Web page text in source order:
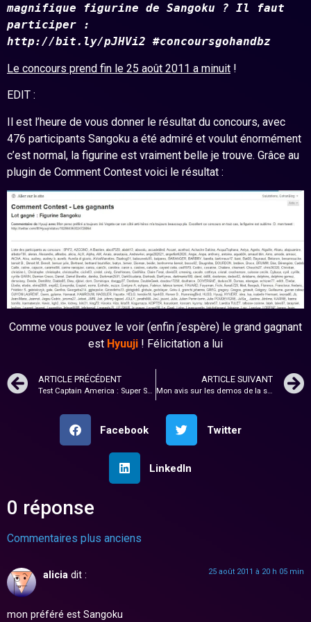
magnifique figurine de Sangoku ? Il faut
participer :
http://bit.ly/pJHVi2 #concoursgohandbz
Le concours prend fin le 25 août 2011 a minuit !
EDIT :
Il est l’heure de vous donner le résultat du concours, avec
476 participants Sangoku a été admiré et voulut énormément
c’est normal, la figurine est vraiment belle je trouve. Grâce au
plugin de Comment Contest voici le résultat :
Comme vous pouvez le voir (enfin j’espère) le grand gagnant
est Hyuuji ! Félicitation a lui
ARTICLE PRÉCÉDENT
Test Captain America : Super Soldier !
ARTICLE SUIVANT
Mon avis sur les demos de la semaine avec Driver San Francisco !
Facebook Twitter
LinkedIn
0 réponse
Commentaires plus anciens
alicia dit : 25 août 2011 à 20 h 05 min
mon préféré est Sangoku